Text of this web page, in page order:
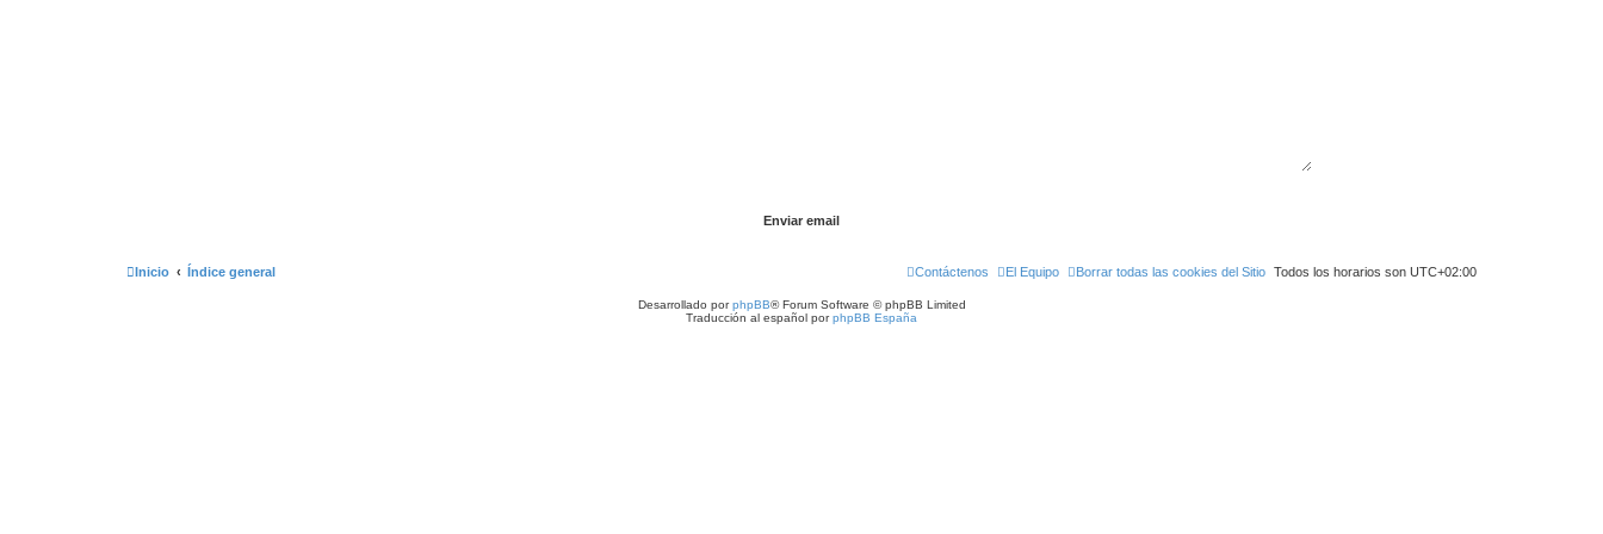
Inicio Índice general Todos los horarios son UTC+02:00
Borrar todas las cookies del Sitio
El Equipo
Contáctenos
Desarrollado porphpBB® Forum Software © phpBB Limited
Traducción al español porphpBB España